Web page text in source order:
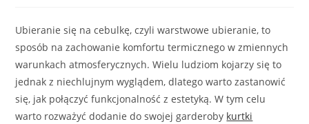
Ubieranie się na cebulkę, czyli warstwowe ubieranie, to
sposób na zachowanie komfortu termicznego w zmiennych
warunkach atmosferycznych. Wielu ludziom kojarzy się to
jednak z niechlujnym wyglądem, dlatego warto zastanowić
się, jak połączyć funkcjonalność z estetyką. W tym celu
warto rozważyć dodanie do swojej garderoby kurtki